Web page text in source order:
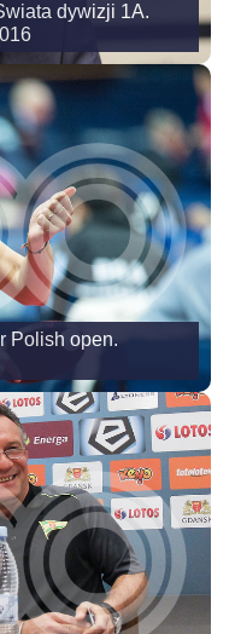
dywizji 1A.
Polish open.